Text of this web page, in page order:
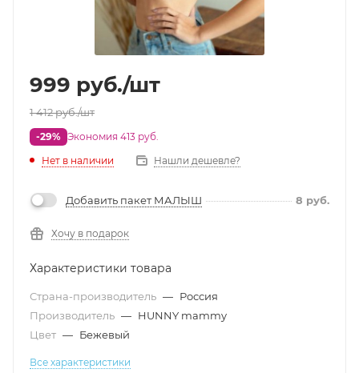
999 руб./шт
1 412руб./шт
-29% Экономия 413 руб.
Нет в наличии
Нашли дешевле?
Добавить пакет МАЛЫШ 8 руб.
Хочу в подарок
Характеристики товара
Страна-производитель — Россия
Производитель — HUNNY mammy
Цвет — Бежевый
Все характеристики